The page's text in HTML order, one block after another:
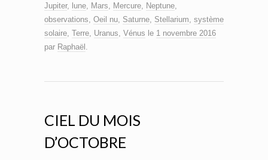
Jupiter, lune Mars Mercure Neptune
observations Oeil nu Saturne Stellarium système
solaire Terre Uranus Vénus le 1 novembre 2016
par Raphaël
CIEL DU MOIS
D’OCTOBRE